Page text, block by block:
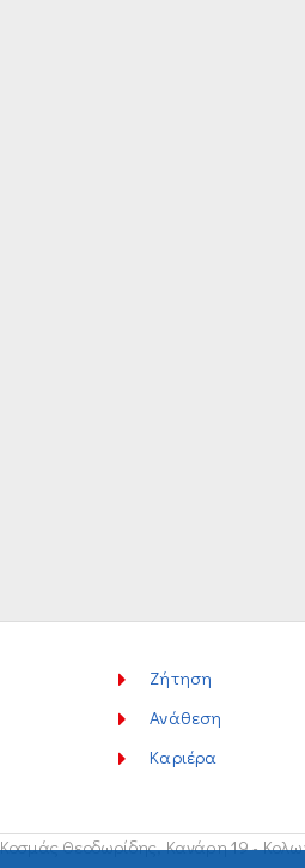
Ζήτηση
Ανάθεση
Καριέρα
Κοσμάς Θεοδωρίδης, Κανάρη 19 -